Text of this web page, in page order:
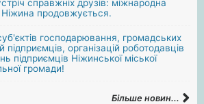
справжніх друзів: міжнародна
Ніжина продовжується.
господарювання, громадських
підприємців, організацій роботодавців
підприємців Ніжинської міської
громади!
Більше новин...